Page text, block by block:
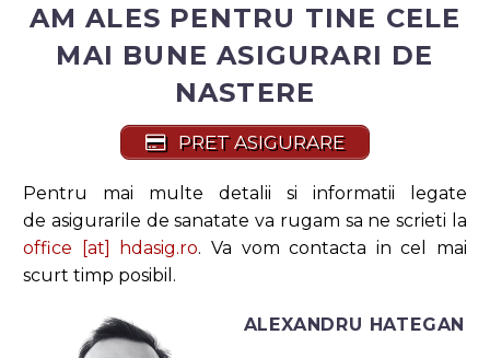
AM ALES PENTRU TINE CELE
MAI BUNE ASIGURARI DE
NASTERE
PRET ASIGURARE
Pentru mai multe detalii si informatii legate
de asigurarile de sanatate va rugam sa ne scrieti la
office [at] hdasig.ro. Va vom contacta in cel mai
scurt timp posibil.
ALEXANDRU HATEGAN